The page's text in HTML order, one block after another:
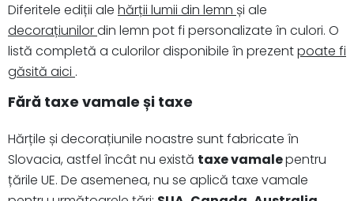
Diferitele ediții ale hărții lumii din lemn și ale
decorațiunilordin lemn pot fi personalizate în culori. O
listă completă a culorilor disponibile în prezentpoate fi
găsită aici .
Fără taxe vamale și taxe
Hărțile și decorațiunile noastre sunt fabricate în
Slovacia, astfel încât nu există taxe vamalepentru
țările UE. De asemenea, nu se aplică taxe vamale